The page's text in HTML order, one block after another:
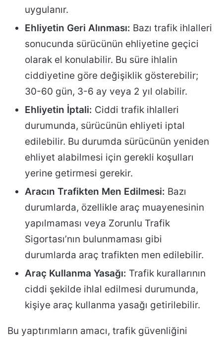
uygulanır.
Ehliyetin Geri Alınması: Bazı trafik ihlalleri
sonucunda sürücünün ehliyetine geçici
olarak el konulabilir. Bu süre ihlalin
ciddiyetine göre değişiklik gösterebilir;
30-60 gün, 3-6 ay veya 2 yıl olabilir.
Ehliyetin İptali: Ciddi trafik ihlalleri
durumunda, sürücünün ehliyeti iptal
edilebilir. Bu durumda sürücünün yeniden
ehliyet alabilmesi için gerekli koşulları
yerine getirmesi gerekir.
Aracın Trafikten Men Edilmesi: Bazı
durumlarda, özellikle araç muayenesinin
yapılmaması veya Zorunlu Trafik
Sigortası’nın bulunmaması gibi
durumlarda araç trafikten men edilebilir.
Araç Kullanma Yasağı: Trafik kurallarının
ciddi şekilde ihlal edilmesi durumunda,
kişiye araç kullanma yasağı getirilebilir.
Bu yaptırımların amacı, trafik güvenliğini